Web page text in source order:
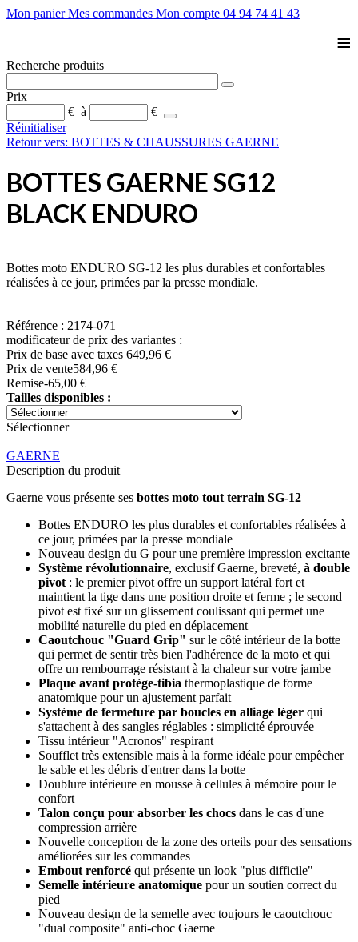
Mon panier Mes commandes Mon compte 04 94 74 41 43
≡
Recherche produits
Prix
€ à
€
Réinitialiser
Retour vers: BOTTES & CHAUSSURES GAERNE
BOTTES GAERNE SG12
BLACK ENDURO
Bottes moto ENDURO SG-12 les plus durables et confortables
réalisées à ce jour, primées par la presse mondiale.
Référence : 2174-071
modificateur de prix des variantes :
Prix de base avec taxes 649,96 €
Prix ​​de vente584,96 €
Remise-65,00 €
Tailles disponibles :
Sélectionner
GAERNE
Description du produit
Gaerne vous présente ses bottes moto tout terrain SG-12
Bottes ENDURO les plus durables et confortables réalisées à
ce jour, primées par la presse mondiale
Nouveau design du G pour une première impression excitante
Système révolutionnaire, exclusif Gaerne, breveté, à double
pivot : le premier pivot offre un support latéral fort et
maintient la tige dans une position droite et ferme ; le second
pivot est fixé sur un glissement coulissant qui permet une
mobilité naturelle du pied en déplacement
Caoutchouc "Guard Grip" sur le côté intérieur de la botte
qui permet de sentir très bien l'adhérence de la moto et qui
offre un rembourrage résistant à la chaleur sur votre jambe
Plaque avant protège-tibia thermoplastique de forme
anatomique pour un ajustement parfait
Système de fermeture par boucles en alliage léger qui
s'attachent à des sangles réglables : simplicité éprouvée
Tissu intérieur "Acronos" respirant
Soufflet très extensible mais à la forme idéale pour empêcher
le sable et les débris d'entrer dans la botte
Doublure intérieure en mousse à cellules à mémoire pour le
confort
Talon conçu pour absorber les chocs dans le cas d'une
compression arrière
Nouvelle conception de la zone des orteils pour des sensations
améliorées sur les commandes
Embout renforcé qui présente un look "plus difficile"
Semelle intérieure anatomique pour un soutien correct du
pied
Nouveau design de la semelle avec toujours le caoutchouc
"dual composite" anti-choc Gaerne